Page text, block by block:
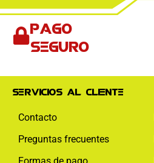
Pago
seguro
Servicios al cliente
Contacto
Preguntas frecuentes
Formas de pago